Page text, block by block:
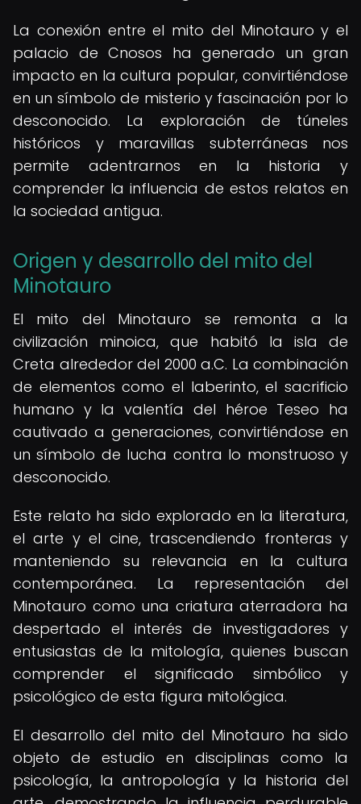
La conexión entre el mito del Minotauro y el
palacio de Cnosos ha generado un gran
impacto en la cultura popular, convirtiéndose
en un símbolo de misterio y fascinación por lo
desconocido. La exploración de túneles
históricos y maravillas subterráneas nos
permite adentrarnos en la historia y
comprender la influencia de estos relatos en
la sociedad antigua.
Origen y desarrollo del mito del
Minotauro
El mito del Minotauro se remonta a la
civilización minoica, que habitó la isla de
Creta alrededor del 2000 a.C. La combinación
de elementos como el laberinto, el sacrificio
humano y la valentía del héroe Teseo ha
cautivado a generaciones, convirtiéndose en
un símbolo de lucha contra lo monstruoso y
desconocido.
Este relato ha sido explorado en la literatura,
el arte y el cine, trascendiendo fronteras y
manteniendo su relevancia en la cultura
contemporánea. La representación del
Minotauro como una criatura aterradora ha
despertado el interés de investigadores y
entusiastas de la mitología, quienes buscan
comprender el significado simbólico y
psicológico de esta figura mitológica.
El desarrollo del mito del Minotauro ha sido
objeto de estudio en disciplinas como la
psicología, la antropología y la historia del